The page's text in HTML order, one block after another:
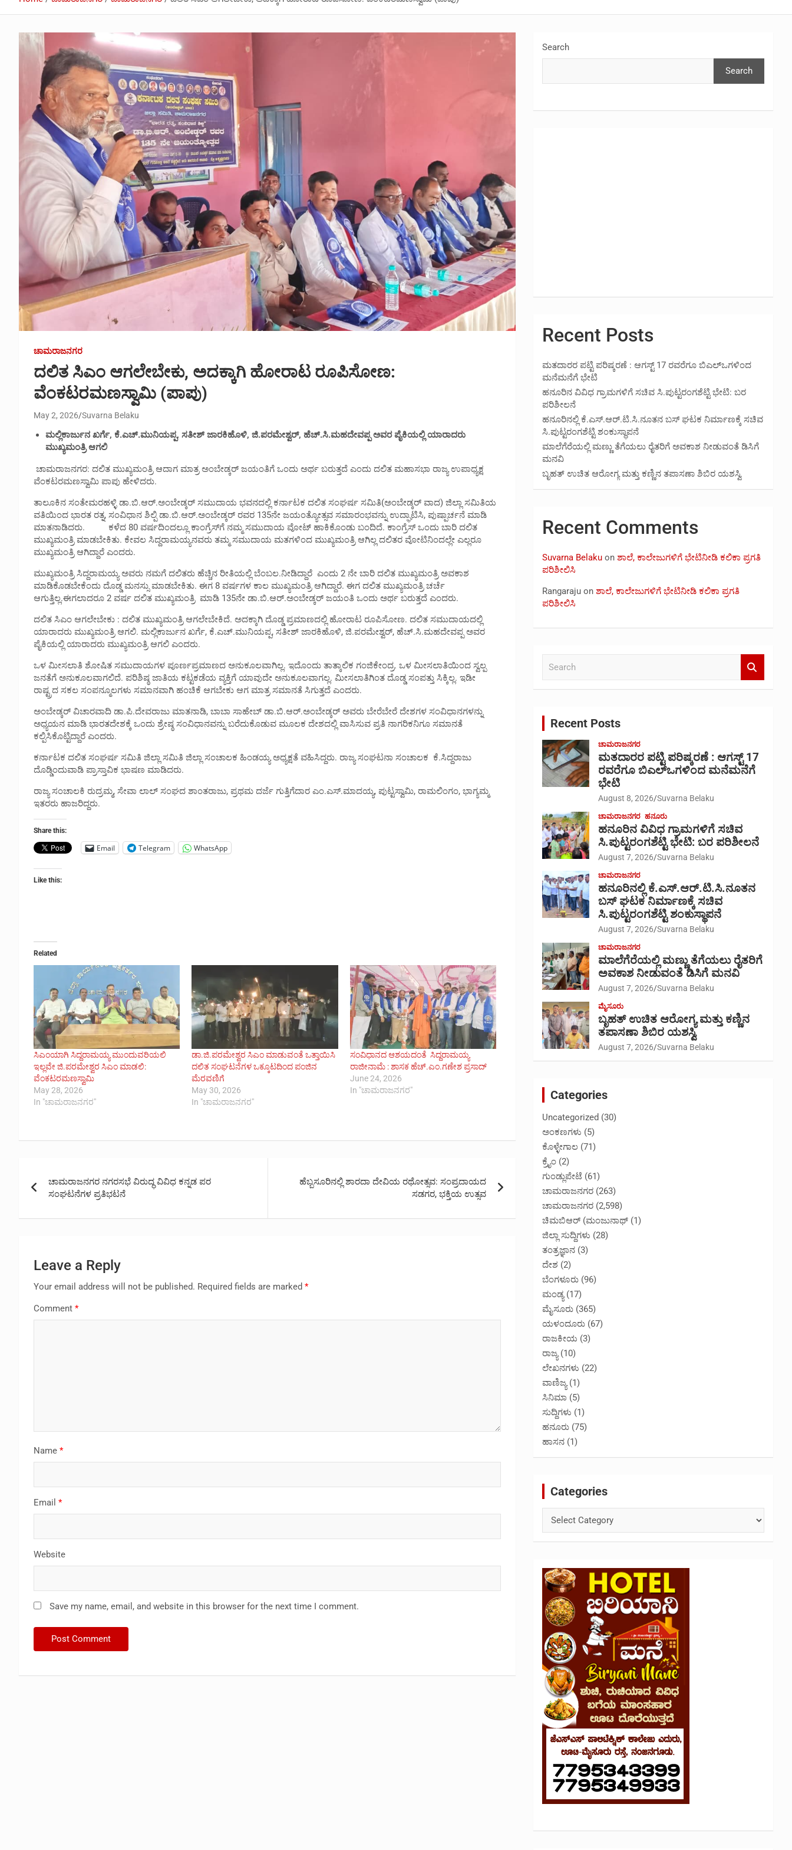
ಚಾಮರಾಜನಗರ
ದಲಿತ ಸಿಎಂ ಆಗಲೇಬೇಕು, ಅದಕ್ಕಾಗಿ ಹೋರಾಟ ರೂಪಿಸೋಣ:
ವೆಂಕಟರಮಣಸ್ವಾಮಿ (ಪಾಪು)
May 2, 2026 Suvarna Belaku
ಮಲ್ಲಿಕಾರ್ಜುನ ಖರ್ಗೆ, ಕೆ.ಎಚ್.ಮುನಿಯಪ್ಪ, ಸತೀಶ್ ಜಾರಕಿಹೊಳಿ, ಜಿ.ಪರಮೇಶ್ವರ್, ಹೆಚ್.ಸಿ.ಮಹದೇವಪ್ಪ ಅವರ ಪೈಕಿಯಲ್ಲಿ ಯಾರಾದರು
ಮುಖ್ಯಮಂತ್ರಿ ಆಗಲಿ
ಚಾಮರಾಜನಗರ: ದಲಿತ ಮುಖ್ಯಮಂತ್ರಿ ಆದಾಗ ಮಾತ್ರ ಅಂಬೇಡ್ಕ‌ರ್ ಜಯಂತಿಗೆ ಒಂದು ಅರ್ಥ ಬರುತ್ತದೆ ಎಂದು ದಲಿತ ಮಹಾಸಭಾ ರಾಜ್ಯ ಉಪಾಧ್ಯಕ್ಷ
ವೆಂಕಟರಮಣಸ್ವಾಮಿ ಪಾಪು ಹೇಳಿದರು.
ತಾಲೂಕಿನ ಸಂತೇಮರಹಳ್ಳಿ ಡಾ.ಬಿ.ಆ‌ರ್.ಅಂಬೇಡ್ಕರ್ ಸಮುದಾಯ ಭವನದಲ್ಲಿ ಕರ್ನಾಟಕ ದಲಿತ ಸಂಘರ್ಷ ಸಮಿತಿ(ಅಂಬೇಡ್ಕರ್ ವಾದ) ಜಿಲ್ಲಾ ಸಮಿತಿಯ
ವತಿಯಿಂದ ಭಾರತ ರತ್ನ, ಸಂವಿಧಾನ ಶಿಲ್ಪಿ ಡಾ.ಬಿ.ಆರ್.ಅಂಬೇಡ್ಕರ್ ರವರ 135ನೇ ಜಯಂತ್ಯೋತ್ಸವ ಸಮಾರಂಭವನ್ನು ಉದ್ಘಾಟಿಸಿ, ಪುಷ್ಪಾರ್ಚನೆ ಮಾಡಿ
ಮಾತನಾಡಿದರು. ಕಳೆದ 80 ವರ್ಷದಿಂದಲ್ಲೂ ಕಾಂಗ್ರೆಸ್‌ಗೆ ನಮ್ಮ ಸಮುದಾಯ ವೋಟ್ ಹಾಕಿಕೊಂಡು ಬಂದಿದೆ. ಕಾಂಗ್ರೆಸ್ ಒಂದು ಬಾರಿ ದಲಿತ
ಮುಖ್ಯಮಂತ್ರಿ ಮಾಡಬೇಕಿತು. ಕೇವಲ ಸಿದ್ದರಾಮಯ್ಯನವರು ತಮ್ಮ ಸಮುದಾಯ ಮತಗಳಿಂದ ಮುಖ್ಯಮಂತ್ರಿ ಆಗಿಲ್ಲ ದಲಿತರ ವೋಟಿನಿಂದಲ್ಲೇ ಎಲ್ಲರೂ
ಮುಖ್ಯಮಂತ್ರಿ ಆಗಿದ್ದಾರೆ ಎಂದರು.
ಮುಖ್ಯಮಂತ್ರಿ ಸಿದ್ದರಾಮಯ್ಯ ಅವರು ನಮಗೆ ದಲಿತರು ಹೆಚ್ಚಿನ ರೀತಿಯಲ್ಲಿ ಬೆಂಬಲ.ನೀಡಿದ್ದಾರೆ ಎಂದು 2 ನೇ ಬಾರಿ ದಲಿತ ಮುಖ್ಯಮಂತ್ರಿ ಅವಕಾಶ
ಮಾಡಿಕೊಡಬೇಕೆಂದು ದೊಡ್ಡ ಮನಸ್ಸು ಮಾಡಬೇಕಿತು. ಈಗ 8 ವರ್ಷಗಳ ಕಾಲ ಮುಖ್ಯಮಂತ್ರಿ ಆಗಿದ್ದಾರೆ. ಈಗ ದಲಿತ ಮುಖ್ಯಮಂತ್ರಿ ಚರ್ಚೆ
ಆಗುತ್ತಿಲ್ಲ.ಈಗಲಾದರೂ 2 ವರ್ಷ ದಲಿತ ಮುಖ್ಯಮಂತ್ರಿ ಮಾಡಿ 135ನೇ ಡಾ.ಬಿ.ಆ‌ರ್.ಅಂಬೇಡ್ಕರ್ ಜಯಂತಿ ಒಂದು ಅರ್ಥ ಬರುತ್ತದೆ ಎಂದರು.
ದಲಿತ ಸಿಎಂ ಆಗಲೇಬೇಕು : ದಲಿತ ಮುಖ್ಯಮಂತ್ರಿ ಆಗಲೇಬೇಕಿದೆ. ಅದಕ್ಕಾಗಿ ದೊಡ್ಡ ಪ್ರಮಾಣದಲ್ಲಿ ಹೋರಾಟ ರೂಪಿಸೋಣ. ದಲಿತ ಸಮುದಾಯದಲ್ಲಿ
ಯಾರಾದರು ಮುಖ್ಯಮಂತ್ರಿ ಆಗಲಿ. ಮಲ್ಲಿಕಾರ್ಜುನ ಖರ್ಗೆ, ಕೆ.ಎಚ್.ಮುನಿಯಪ್ಪ, ಸತೀಶ್ ಜಾರಕಿಹೊಳಿ, ಜಿ.ಪರಮೇಶ್ವರ್, ಹೆಚ್.ಸಿ.ಮಹದೇವಪ್ಪ ಅವರ
ಪೈಕಿಯಲ್ಲಿ ಯಾರಾದರು ಮುಖ್ಯಮಂತ್ರಿ ಆಗಲಿ ಎಂದರು.
ಒಳ ಮೀಸಲಾತಿ ಶೋಷಿತ ಸಮುದಾಯಗಳ ಪೂರ್ಣಪ್ರಮಾಣದ ಅನುಕೂಲವಾಗಿಲ್ಲ. ಇದೊಂದು ತಾತ್ಕಾಲಿಕ ಗಂಜಿಕೇಂದ್ರ. ಒಳ ಮೀಸಲಾತಿಯಿಂದ ಸ್ವಲ್ಪ
ಜನತೆಗೆ ಅನುಕೂಲವಾಗಲಿದೆ. ಪರಿಶಿಷ್ಠ ಜಾತಿಯ ಕಟ್ಟಕಡೆಯ ವ್ಯಕ್ತಿಗೆ ಯಾವುದೇ ಅನುಕೂಲವಾಗಲ್ಲ. ಮೀಸಲಾತಿಗಿಂತ ದೊಡ್ಡ ಸಂಪತ್ತು ಸಿಕ್ಕಿಲ್ಲ. ಇಡೀ
ರಾಷ್ಟ್ರದ ಸಕಲ ಸಂಪನ್ಮೂಲಗಳು ಸಮಾನವಾಗಿ ಹಂಚಿಕೆ ಆಗಬೇಕು ಆಗ ಮಾತ್ರ ಸಮಾನತೆ ಸಿಗುತ್ತದೆ ಎಂದರು.
ಅಂಬೇಡ್ಕ‌ರ್ ವಿಚಾರವಾದಿ ಡಾ.ಪಿ.ದೇವರಾಜು ಮಾತನಾಡಿ, ಬಾಬಾ ಸಾಹೇಬ್ ಡಾ.ಬಿ.ಆರ್.ಅಂಬೇಡ್ಕರ್ ಅವರು ಬೇರೆಬೇರೆ ದೇಶಗಳ ಸಂವಿಧಾನಗಳನ್ನು
ಅಧ್ಯಯನ ಮಾಡಿ ಭಾರತದೇಶಕ್ಕೆ ಒಂದು ಶ್ರೇಷ್ಠ ಸಂವಿಧಾನವನ್ನು ಬರೆದುಕೊಡುವ ಮೂಲಕ ದೇಶದಲ್ಲಿ ವಾಸಿಸುವ ಪ್ರತಿ ನಾಗರಿಕನಿಗೂ ಸಮಾನತೆ
ಕಲ್ಪಿಸಿಕೊಟ್ಟಿದ್ದಾರೆ ಎಂದರು.
ಕರ್ನಾಟಕ ದಲಿತ ಸಂಘರ್ಷ ಸಮಿತಿ ಜಿಲ್ಲಾ ಸಮಿತಿ ಜಿಲ್ಲಾ ಸಂಚಾಲಕ ಹಿಂಡಯ್ಯ ಅಧ್ಯಕ್ಷತೆ ವಹಿಸಿದ್ದರು. ರಾಜ್ಯ ಸಂಘಟನಾ ಸಂಚಾಲಕ ಕೆ.ಸಿದ್ದರಾಜು
ದೊಡ್ಡಿಂದುವಾಡಿ ಪ್ರಾಸ್ತಾವಿಕ ಭಾಷಣ ಮಾಡಿದರು.
ರಾಜ್ಯ ಸಂಚಾಲಕಿ ರುದ್ರಮ್ಮ, ಸೇವಾ ಲಾಲ್ ಸಂಘದ ಶಾಂತರಾಜು, ಪ್ರಥಮ ದರ್ಜೆ ಗುತ್ತಿಗೆದಾರ ಎಂ.ಎಸ್.ಮಾದಯ್ಯ, ಪುಟ್ಟಸ್ವಾಮಿ, ರಾಮಲಿಂಗಂ, ಭಾಗ್ಯಮ್ಮ
ಇತರರು ಹಾಜರಿದ್ದರು.
Share this:
Email Telegram WhatsApp
Like this:
Related
ಸಿಎಂಯಾಗಿ ಸಿದ್ದರಾಮಯ್ಯ ಮುಂದುವರಿಯಲಿ
ಇಲ್ಲವೇ ಜಿ.ಪರಮೇಶ್ವರ ಸಿಎಂ ಮಾಡಲಿ:
ವೆಂಕಟರಮಣಸ್ವಾಮಿ
May 28, 2026
In "ಚಾಮರಾಜನಗರ"
ಡಾ.ಜಿ.ಪರಮೇಶ್ವರ ಸಿಎಂ ಮಾಡುವಂತೆ ಒತ್ತಾಯಿಸಿ
ದಲಿತ ಸಂಘಟನೆಗಳ ಒಕ್ಕೂಟದಿಂದ ಪಂಜಿನ
ಮೆರವಣಿಗೆ
May 30, 2026
In "ಚಾಮರಾಜನಗರ"
ಸಂವಿಧಾನದ ಆಶಯದಂತೆ ಸಿದ್ದರಾಮಯ್ಯ
ರಾಜೀನಾಮೆ : ಶಾಸಕ ಹೆಚ್.ಎಂ.ಗಣೇಶ ಪ್ರಸಾದ್
June 24, 2026
In "ಚಾಮರಾಜನಗರ"
navigation
ಚಾಮರಾಜನಗರ ನಗರಸಭೆ ವಿರುದ್ಧ ವಿವಿಧ ಕನ್ನಡ ಪರ
ಸಂಘಟನೆಗಳ ಪ್ರತಿಭಟನೆ
ಹೆಬ್ಬಸೂರಿನಲ್ಲಿ ಶಾರದಾ ದೇವಿಯ ರಥೋತ್ಸವ: ಸಂಪ್ರದಾಯದ
ಸಡಗರ, ಭಕ್ತಿಯ ಉತ್ಸವ
Leave a Reply
Your email address will not be published. Required fields are marked *
Comment *
Name *
Email *
Website
Save my name, email, and website in this browser for the next time I comment.
Search
Search
Recent Posts
ಮತದಾರರ ಪಟ್ಟಿ ಪರಿಷ್ಕರಣೆ : ಆಗಸ್ಟ್ 17 ರವರೆಗೂ ಬಿಎಲ್‍ಒಗಳಿಂದ
ಮನೆಮನೆಗೆ ಭೇಟಿ
ಹನೂರಿನ ವಿವಿಧ ಗ್ರಾಮಗಳಿಗೆ ಸಚಿವ ಸಿ.ಪುಟ್ಟರಂಗಶೆಟ್ಟಿ ಭೇಟಿ: ಬರ
ಪರಿಶೀಲನೆ
ಹನೂರಿನಲ್ಲಿ ಕೆ.ಎಸ್.ಆರ್.ಟಿ.ಸಿ.ನೂತನ ಬಸ್ ಘಟಕ ನಿರ್ಮಾಣಕ್ಕೆ ಸಚಿವ
ಸಿ.ಪುಟ್ಟರಂಗಶೆಟ್ಟಿ ಶಂಕುಸ್ಥಾಪನೆ
ಮಾಲೆಗೆರೆಯಲ್ಲಿ ಮಣ್ಣು ತೆಗೆಯಲು ರೈತರಿಗೆ ಅವಕಾಶ ನೀಡುವಂತೆ ಡಿಸಿಗೆ
ಮನವಿ
ಬೃಹತ್ ಉಚಿತ ಆರೋಗ್ಯ ಮತ್ತು ಕಣ್ಣಿನ ತಪಾಸಣಾ ಶಿಬಿರ ಯಶಸ್ವಿ
Recent Comments
Suvarna Belaku on ಶಾಲೆ, ಕಾಲೇಜುಗಳಿಗೆ ಭೇಟಿನೀಡಿ ಕಲಿಕಾ ಪ್ರಗತಿ
ಪರಿಶೀಲಿಸಿ
Rangaraju on ಶಾಲೆ, ಕಾಲೇಜುಗಳಿಗೆ ಭೇಟಿನೀಡಿ ಕಲಿಕಾ ಪ್ರಗತಿ
ಪರಿಶೀಲಿಸಿ
Recent Posts
ಚಾಮರಾಜನಗರ
ಮತದಾರರ ಪಟ್ಟಿ ಪರಿಷ್ಕರಣೆ : ಆಗಸ್ಟ್ 17
ರವರೆಗೂ ಬಿಎಲ್‍ಒಗಳಿಂದ ಮನೆಮನೆಗೆ
ಭೇಟಿ
August 8, 2026 Suvarna Belaku
ಚಾಮರಾಜನಗರ ಹನೂರು
ಹನೂರಿನ ವಿವಿಧ ಗ್ರಾಮಗಳಿಗೆ ಸಚಿವ
ಸಿ.ಪುಟ್ಟರಂಗಶೆಟ್ಟಿ ಭೇಟಿ: ಬರ ಪರಿಶೀಲನೆ
August 7, 2026 Suvarna Belaku
ಚಾಮರಾಜನಗರ
ಹನೂರಿನಲ್ಲಿ ಕೆ.ಎಸ್.ಆರ್.ಟಿ.ಸಿ.ನೂತನ
ಬಸ್ ಘಟಕ ನಿರ್ಮಾಣಕ್ಕೆ ಸಚಿವ
ಸಿ.ಪುಟ್ಟರಂಗಶೆಟ್ಟಿ ಶಂಕುಸ್ಥಾಪನೆ
August 7, 2026 Suvarna Belaku
ಚಾಮರಾಜನಗರ
ಮಾಲೆಗೆರೆಯಲ್ಲಿ ಮಣ್ಣು ತೆಗೆಯಲು ರೈತರಿಗೆ
ಅವಕಾಶ ನೀಡುವಂತೆ ಡಿಸಿಗೆ ಮನವಿ
August 7, 2026 Suvarna Belaku
ಮೈಸೂರು
ಬೃಹತ್ ಉಚಿತ ಆರೋಗ್ಯ ಮತ್ತು ಕಣ್ಣಿನ
ತಪಾಸಣಾ ಶಿಬಿರ ಯಶಸ್ವಿ
August 7, 2026 Suvarna Belaku
Categories
Uncategorized (30)
ಅಂಕಣಗಳು (5)
ಕೊಳ್ಳೇಗಾಲ (71)
ಕ್ರೈಂ (2)
ಗುಂಡ್ಲುಪೇಟೆ (61)
ಚಾಮರಾಜನಗರ (263)
ಚಾಮರಾಜನಗರ (2,598)
ಚಿಮಬಿಆರ್ (ಮಂಜುನಾಥ್ (1)
ಜಿಲ್ಲಾ ಸುದ್ದಿಗಳು (28)
ತಂತ್ರಜ್ಞಾನ (3)
ದೇಶ (2)
ಬೆಂಗಳೂರು (96)
ಮಂಡ್ಯ(17)
ಮೈಸೂರು (365)
ಯಳಂದೂರು (67)
ರಾಜಕೀಯ (3)
ರಾಜ್ಯ(10)
ಲೇಖನಗಳು (22)
ವಾಣಿಜ್ಯ(1)
ಸಿನಿಮಾ (5)
ಸುದ್ದಿಗಳು (1)
ಹನೂರು (75)
ಹಾಸನ (1)
Categories